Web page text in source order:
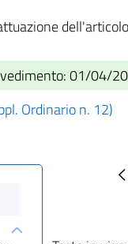
01/04/
Ordinario n. 12)